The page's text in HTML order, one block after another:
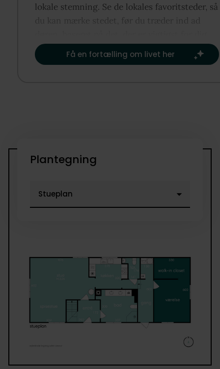
omkring dig. Dette er et hjem, der balancerer
og private zoner og lader inde- og udeliv smelte
lokale stemning. Se de lokales favoritsteder, så
du kan mærke stedet, før du træder ind ad
Få en fortælling om livet her
Plantegning